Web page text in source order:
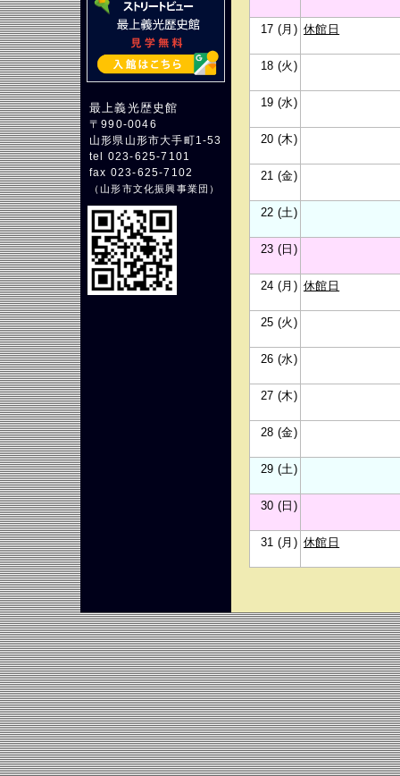
最上義光歴史館
〒990-0046
山形県山形市大手町1-53
tel 023-625-7101
fax 023-625-7102
（山形市文化振興事業団 ）
17 (月) 休館日
18 (火)
19 (水)
20 (木)
21 (金)
22 (土)
23 (日)
24 (月) 休館日
25 (火)
26 (水)
27 (木)
28 (金)
29 (土)
30 (日)
31 (月) 休館日